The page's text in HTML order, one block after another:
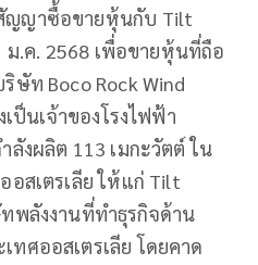
ญญาซื้อขายหุ้นกับ Tilt
ม.ค. 2568 เพื่อขายหุ้นที่ถือ
ษัท Boco Rock Wind
เป็นเจ้าของโรงไฟฟ้า
ลังผลิต 113 เมกะวัตต์ ใน
อสเตรเลีย ให้แก่ Tilt
พลังงานที่ทำธุรกิจด้าน
ทศออสเตรเลีย โดยคาด